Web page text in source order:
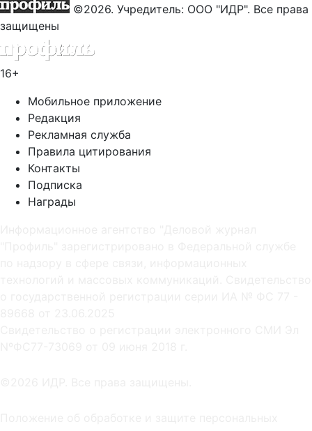
©2026. Учредитель: ООО "ИДР". Все права
защищены
16+
Мобильное приложение
Редакция
Рекламная служба
Правила цитирования
Контакты
Подписка
Награды